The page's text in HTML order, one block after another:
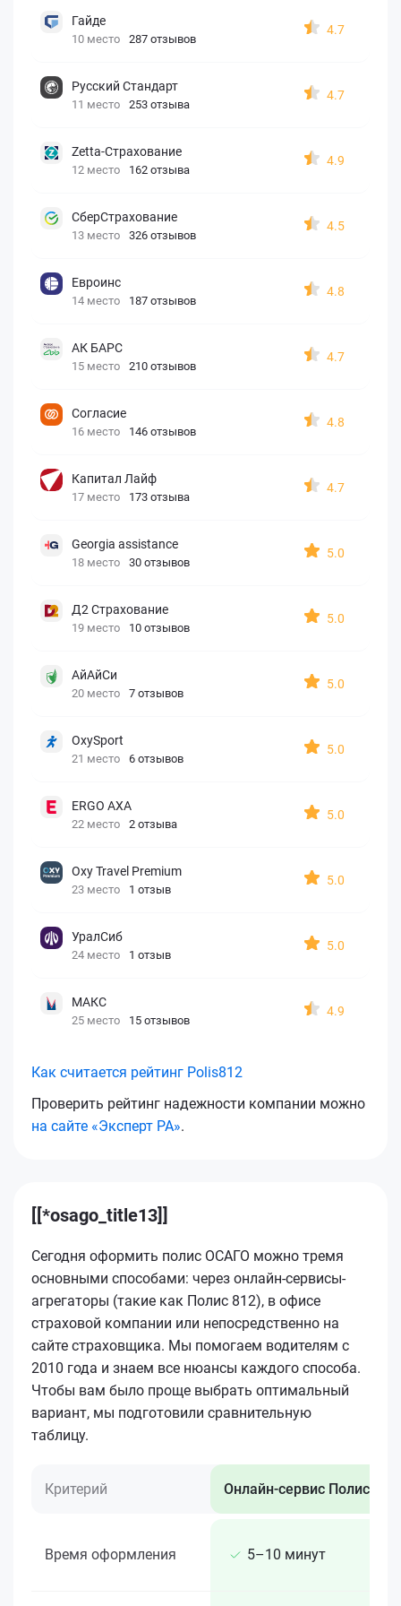
Гайде
10 место 287 отзывов
4.7
Русский Стандарт
11 место 253 отзыва
4.7
Zetta-Страхование
12 место 162 отзыва
4.9
СберСтрахование
13 место 326 отзывов
4.5
Евроинс
14 место 187 отзывов
4.8
АК БАРС
15 место 210 отзывов
4.7
Согласие
16 место 146 отзывов
4.8
Капитал Лайф
17 место 173 отзыва
4.7
Georgia assistance
18 место 30 отзывов
5.0
Д2 Страхование
19 место 10 отзывов
5.0
АйАйСи
20 место 7 отзывов
5.0
OxySport
21 место 6 отзывов
5.0
ERGO AXA
22 место 2 отзыва
5.0
Oxy Travel Premium
23 место 1 отзыв
5.0
УралСиб
24 место 1 отзыв
5.0
МАКС
25 место 15 отзывов
4.9
Как считается рейтинг Polis812
Проверить рейтинг надежности компании можно
на сайте «Эксперт РА».
[[*osago_title13]]
Сегодня оформить полис ОСАГО можно тремя
основными способами: через онлайн-сервисы-
агрегаторы (такие как Полис 812), в офисе
страховой компании или непосредственно на
сайте страховщика. Мы помогаем водителям с
2010 года и знаем все нюансы каждого способа.
Чтобы вам было проще выбрать оптимальный
вариант, мы подготовили сравнительную
таблицу.
Критерий Онлайн-сервис Полис 812
Время оформления 5–10 минут